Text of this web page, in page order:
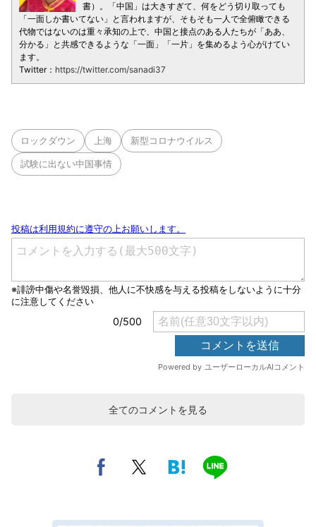
書）。「中国」は大きすぎて、何をどう切り取っても
「一面しか書いてない」と言われますが、そもそも一人で全俯瞰できる
代物ではないのは重々承知の上で、中国と接点のある人たちが「ああ、
分かる」と共感できるような「一面」「一片」を集めるよう心がけてい
ます。
Twitter： https://twitter.com/sanadi37
ロックダウン 上海 新型コロナウイルス
試験に出ない中国事情
全てのコメントを見る